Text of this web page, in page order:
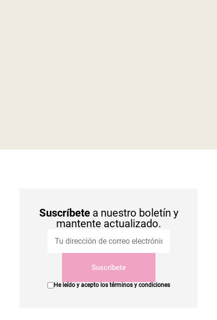
Suscríbetea nuestro boletín y
mantente actualizado.
Suscríbete
He leído y acepto los términos y condiciones